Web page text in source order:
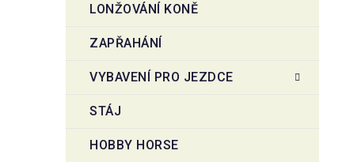
LONŽOVÁNÍ KONĚ
ZAPŘAHÁNÍ
VYBAVENÍ PRO JEZDCE
STÁJ
HOBBY HORSE